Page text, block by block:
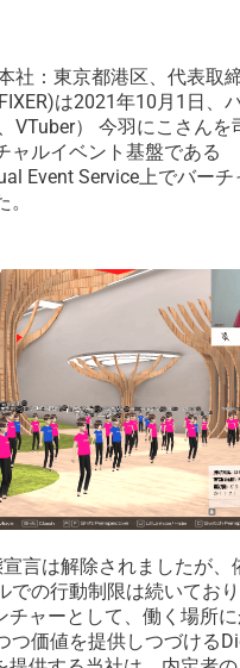
社：東京都港区、代表取
は2021年10月1日、
VTuber） 今羽にこさんを
ャルイベント基盤である
Event Service上でバーチ
言は解除されましたが、
での行動制限は続いてお
チャーとして、働く場所
つ価値を提供しつづける